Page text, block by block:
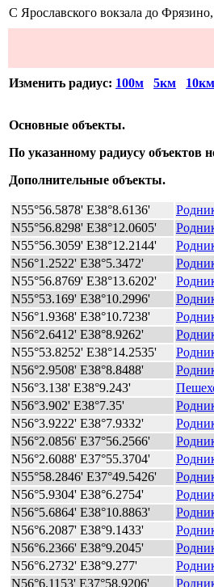
С Ярославского вокзала до
Изменить радиус: 100м 5км 10км
Основные объекты.
По указанному радиусу объектов
Дополнительные объекты.
N55°56.5878' E38°8.6136'
N55°56.8298' E38°12.0605'
N55°56.3059' E38°12.2144'
N56°1.2522' E38°5.3472'
N55°56.8769' E38°13.6202'
N55°53.169' E38°10.2996'
N56°1.9368' E38°10.7238'
N56°2.6412' E38°8.9262'
N55°53.8252' E38°14.2535'
N56°2.9508' E38°8.8488'
N56°3.138' E38°9.243'
N56°3.902' E38°7.35'
N56°3.9222' E38°7.9332'
N56°2.0856' E37°56.2566'
N56°2.6088' E37°55.3704'
N55°58.2846' E37°49.5426'
N56°5.9304' E38°6.2754'
N56°5.6864' E38°10.8863'
N56°6.2087' E38°9.1433'
N56°6.2366' E38°9.2045'
N56°6.2732' E38°9.277'
N56°6.1153' E37°58.9206'